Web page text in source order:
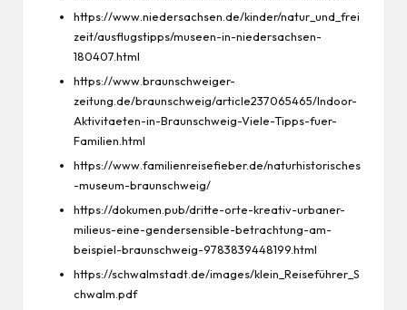
https://www.niedersachsen.de/kinder/natur_und_frei
zeit/ausflugstipps/museen-in-niedersachsen-
180407.html
https://www.braunschweiger-
zeitung.de/braunschweig/article237065465/Indoor-
Aktivitaeten-in-Braunschweig-Viele-Tipps-fuer-
Familien.html
https://www.familienreisefieber.de/naturhistorisches
-museum-braunschweig/
https://dokumen.pub/dritte-orte-kreativ-urbaner-
milieus-eine-gendersensible-betrachtung-am-
beispiel-braunschweig-9783839448199.html
https://schwalmstadt.de/images/klein_Reiseführer_S
chwalm.pdf